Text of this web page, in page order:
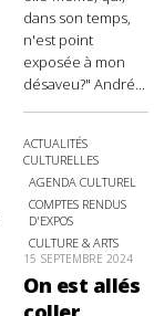
dans son temps,
n'est point
exposée à mon
désaveu?" André...
ACTUALITÉS
CULTURELLES
AGENDA CULTUREL
COMPTES RENDUS
D'EXPOS
CULTURE & ARTS
15 SEPTEMBRE 2024
On est allés